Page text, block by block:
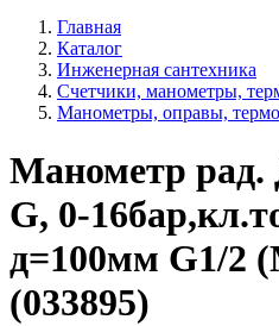
Главная
Каталог
Инженерная сантехника
Счетчики, манометры,
Манометры, оправы,
Манометр
G, 0-
д=100мм G1/2
(033895)